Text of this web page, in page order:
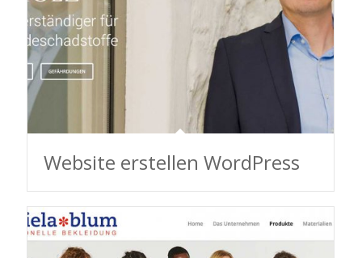
Website erstellen WordPress